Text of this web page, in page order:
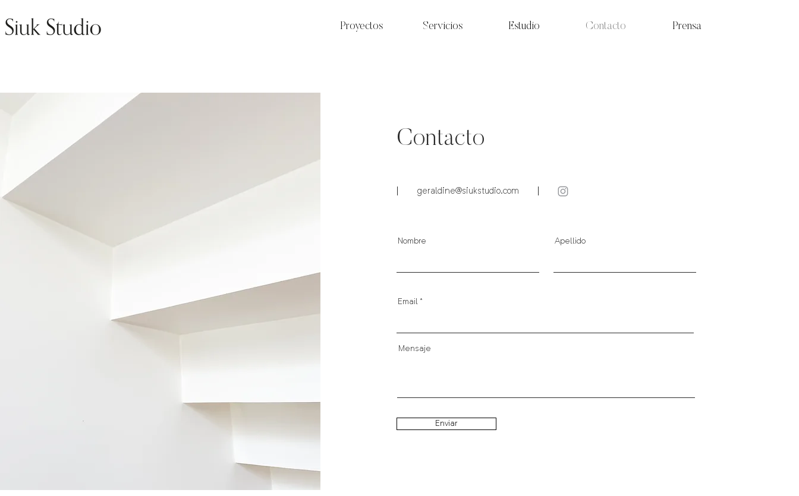
Proyectos Servicios Estudio Contacto Prensa
Contacto
geraldine@siukstudio.com
Nombre Apellido
Email
Mensaje
Enviar